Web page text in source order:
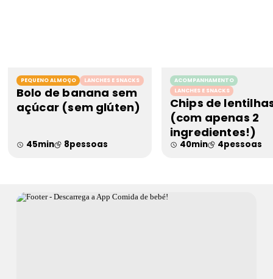
PEQUENO ALMOÇO LANCHES E SNACKS
Bolo de banana sem
açúcar (sem glúten)
45min 8pessoas
ACOMPANHAMENTO
LANCHES E SNACKS
Chips de
(com apenas 2
ingredientes!)
40min 4pessoas